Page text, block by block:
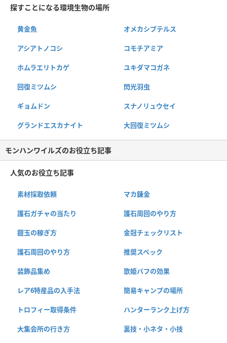
探すことになる環境生物の場所
黄金魚 オメカシプテルス
アシアトノコシ コモチアミア
ホムラエリトカゲ ユキダマコガネ
回復ミツムシ 閃光羽虫
ギョムドン スナノリュウセイ
グランドエスカナイト 大回復ミツムシ
モンハンワイルズのお役立ち記事
人気のお役立ち記事
素材採取依頼 マカ錬金
護石ガチャの当たり 護石周回のやり方
鎧玉の稼ぎ方 金冠チェックリスト
護石周回のやり方 推奨スペック
装飾品集め 歌姫バフの効果
レア6特産品の入手法 簡易キャンプの場所
トロフィー取得条件 ハンターランク上げ方
大集会所の行き方 裏技・小ネタ・小技